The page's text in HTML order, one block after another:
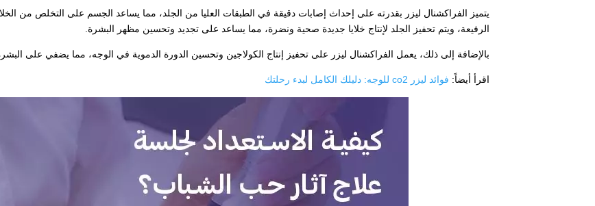
يتميز الفراكشنال ليزر بقدرته على إحداث إصابات دقيقة في الطبقات العليا من الجلد، مما يساعد الجسم على التخلص من
الرفيعة، ويتم تحفيز الجلد لإنتاج خلايا جديدة صحية ونضرة، مما يساعد على تجديد وتحسين مظهر البشرة.
بالإضافة إلى ذلك، يعمل الفراكشنال ليزر على تحفيز إنتاج الكولاجين وتحسين الدورة الدموية في الوجه، مما يضفي على
اقرأ أيضاً: فوائد ليزر co2 للوجه: دليلك الكامل لبدء رحلتك